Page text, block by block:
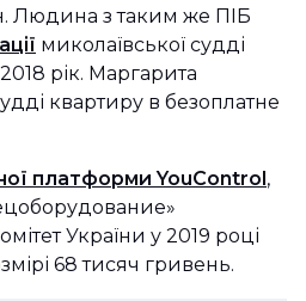
Людина з таким же ПІБ
миколаївської судді
рік. Маргарита
квартиру в безоплатне
платформи YouControl,
України у 2019 році
68 тисяч гривень.